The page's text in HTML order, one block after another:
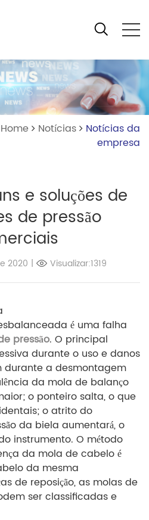
Notícias
Notícias da
empresa
e soluções de
de pressão
2020 | Visualizar:1319
é uma falha
pressão. O principal
durante o uso e danos
durante a desmontagem
da mola de balanço
o ponteiro salta, o que
o atrito do
da biela aumentará, o
instrumento. O método
da mola de cabelo é
da mesma
de reposição, as molas de
ser classificadas e